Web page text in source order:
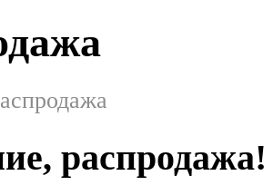
распродажа!